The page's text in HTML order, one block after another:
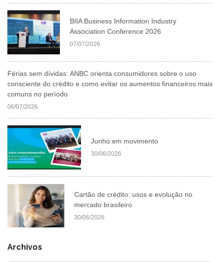
BIIA Business Information Industry
Association Conference 2026
07/07/2026
Férias sem dívidas: ANBC orienta consumidores sobre o uso
consciente do crédito e como evitar os aumentos financeiros mais
comuns no período
06/07/2026
Junho em movimento
30/06/2026
Cartão de crédito: usos e evolução no
mercado brasileiro
30/06/2026
Archivos